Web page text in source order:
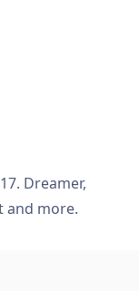
Dreamer,
and more.